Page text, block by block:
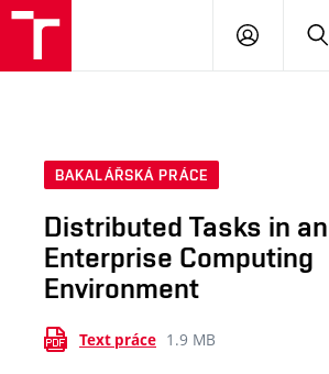
PŘIHLÁSIT
BAKALÁŘSKÁ PRÁCE
Distributed Tasks in an
Enterprise Computing
Environment
Text práce 1.9 MB